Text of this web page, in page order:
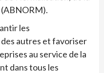
les
autres et favoriser
au service de la
dans tous les